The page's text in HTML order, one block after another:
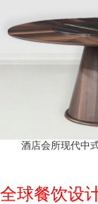
酒店会所现代中
全球餐饮设